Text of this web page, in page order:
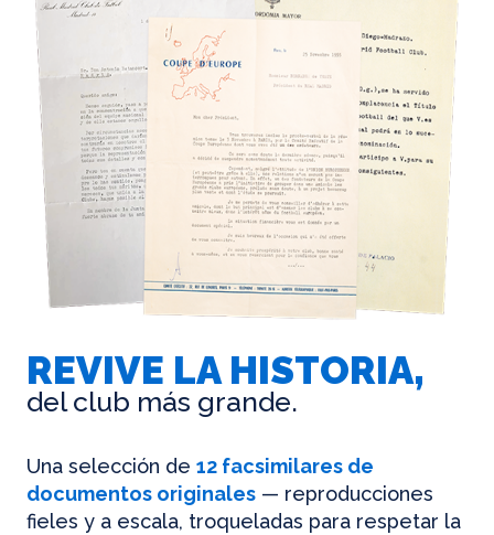
REVIVE LA HISTORIA,
del club más grande.
Una selección de 12 facsimilares de
documentos originales — reproducciones
fieles y a escala, troqueladas para respetar la